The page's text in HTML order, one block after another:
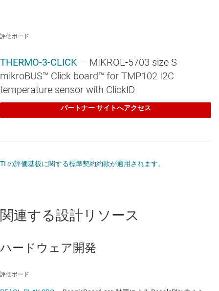
評価ボード
THERMO-3-CLICK — MIKROE-5703 size S
mikroBUS™ Click board™ for TMP102 I2C
temperature sensor with ClickID
パートナー サイトへアクセス
TI の評価基板に関する標準契約約款が適用されます。
関連する設計リソース
ハードウェア開発
評価ボード